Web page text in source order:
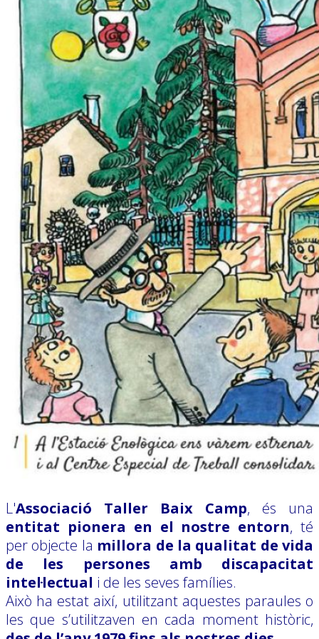
L'Associació Taller Baix Camp, és una
entitat pionera en el nostre entorn, té
per objecte la millora de la qualitat de vida
de les persones amb discapacitat
intel·lectual i de les seves famílies.
Això ha estat així, utilitzant aquestes paraules o
les que s’utilitzaven en cada moment històric,